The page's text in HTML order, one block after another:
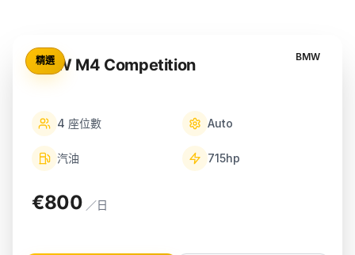
精選 BMW
BMW M4 Competition
4 座位數 Auto
汽油 715hp
€800 ／日